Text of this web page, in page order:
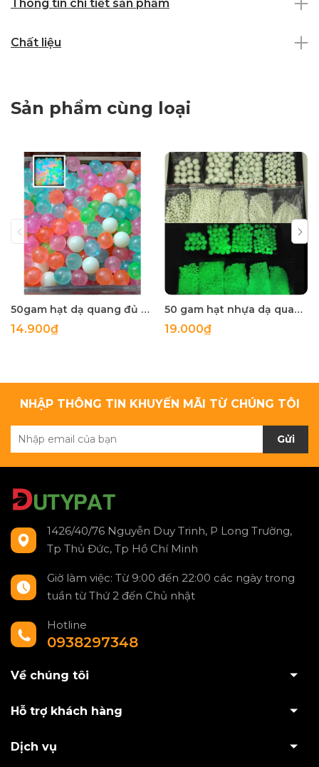
Thông tin chi tiết sản phẩm
Chất liệu
Sản phẩm cùng loại
50gam hạt dạ quang đủ màu 6mm, 8mm, 10mm, 12mm, hạt nhựa tròn
14.900₫
50 gam hạt nhựa dạ quang tròn đủ size 4mm, 5mm, 6mm, 8mm, 10mm, 12mm, 14mm, 16mm ,18mm , 10mm, 22mm, 25mm
19.000₫
NHẬP THÔNG TIN KHUYẾN MÃI TỪ CHÚNG TÔI
Gửi
1426/40/76 Nguyễn Duy Trinh, P Long Trường,
Tp Thủ Đức, Tp Hồ Chí Minh
Giờ làm việc: Từ 9:00 đến 22:00 các ngày trong
tuần từ Thứ 2 đến Chủ nhật
Hotline
0938297348
Về chúng tôi
Hỗ trợ khách hàng
Dịch vụ